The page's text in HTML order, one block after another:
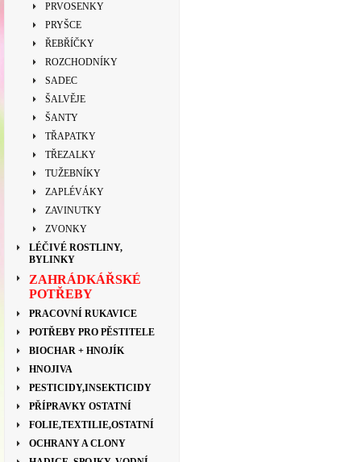
PRVOSENKY
PRYŠCE
ŘEBŘÍČKY
ROZCHODNÍKY
SADEC
ŠALVĚJE
ŠANTY
TŘAPATKY
TŘEZALKY
TUŽEBNÍKY
ZAPLÉVÁKY
ZAVINUTKY
ZVONKY
LÉČIVÉ ROSTLINY,
BYLINKY
ZAHRÁDKÁŘSKÉ
POTŘEBY
PRACOVNÍ RUKAVICE
POTŘEBY PRO PĚSTITELE
BIOCHAR + HNOJÍK
HNOJIVA
PESTICIDY,INSEKTICIDY
PŘÍPRAVKY OSTATNÍ
FOLIE,TEXTILIE,OSTATNÍ
OCHRANY A CLONY